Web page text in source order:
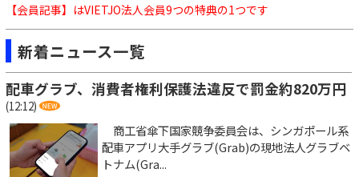
【会員記事】はVIETJO法人会員9つの特典の1つです
新着ニュース一覧
配車グラブ、消費者権利保護法違反で罰金約820万円
(12:12)
商工省傘下国家競争委員会は、シンガポール系
配車アプリ大手グラブ(Grab)の現地法人グラブベ
トナム(Gra...